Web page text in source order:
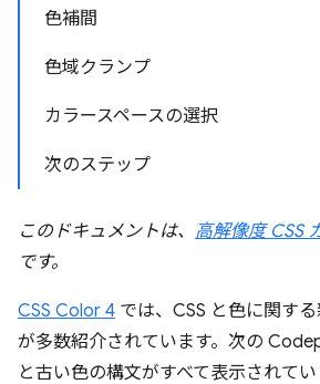
色補間
色域クランプ
カラースペースの選択
次のステップ
このドキュメントは、 高解像度 CSS
です。
CSS Color 4 では、CSS と色に関す
が多数紹介されています。次の
と古い色の構文がすべて表示されてい